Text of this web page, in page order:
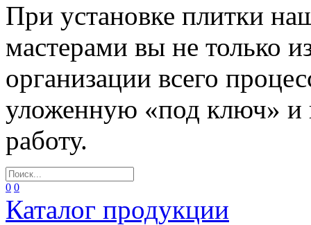
При установке плитки
мастерами вы не только
организации всего
уложенную «под ключ» и
работу.
0 0
Каталог продукции